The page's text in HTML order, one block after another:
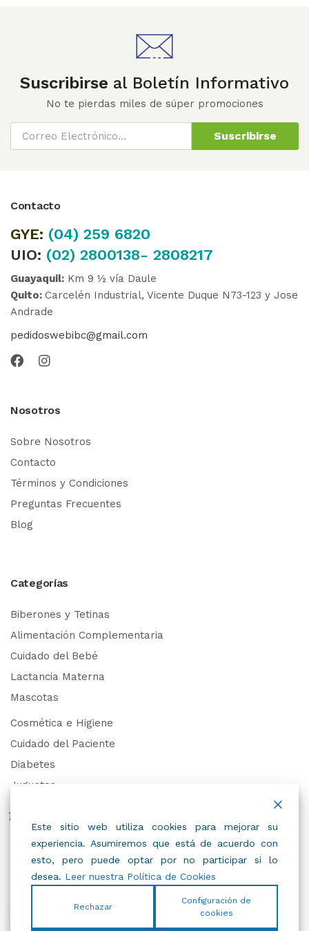
Suscribirse al Boletín Informativo
No te pierdas miles de súper promociones
Suscribirse
Contacto
GYE: (04) 259 6820
UIO: (02) 2800138- 2808217
Guayaquil: Km 9 ½ vía Daule
Quito: Carcelén Industrial, Vicente Duque N73-123 y Jose
Andrade
pedidoswebibc@gmail.com
Nosotros
Sobre Nosotros
Contacto
Términos y Condiciones
Preguntas Frecuentes
Blog
Categorías
Biberones y Tetinas
Alimentación Complementaria
Cuidado del Bebé
Lactancia Materna
Mascotas
Cosmética e Higiene
Cuidado del Paciente
Diabetes
Juguetes
Trabaja con Nosotros
Este sitio web utiliza cookies para mejorar su
experiencia. Asumiremos que está de acuerdo con
esto, pero puede optar por no participar si lo
desea. Leer nuestra Política de Cookies
Rechazar
Configuración de
cookies